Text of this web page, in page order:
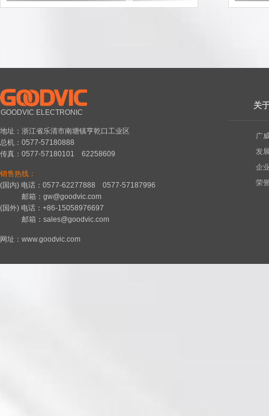
GOODVIC ELECTRONIC
地址：浙江省乐清市南塘镇亨乾口工业区
总机：0577-57180888
传真：0577-57180101 62258609
销售热线：
(国内) 电话：0577-62277888 0577-57187996
邮箱：gw@goodvic.com
(国外) 电话：+86-15058976697
邮箱：sales@goodvic.com
网址：www.goodvic.com
关
广
发
企
荣